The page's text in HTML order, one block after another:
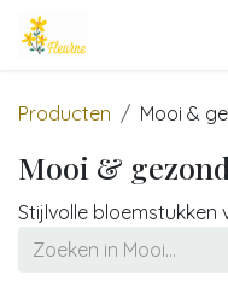
Overslaan naar inhoud
Producten Mooi &
Mooi & gezond
Stijlvolle bloemstukken